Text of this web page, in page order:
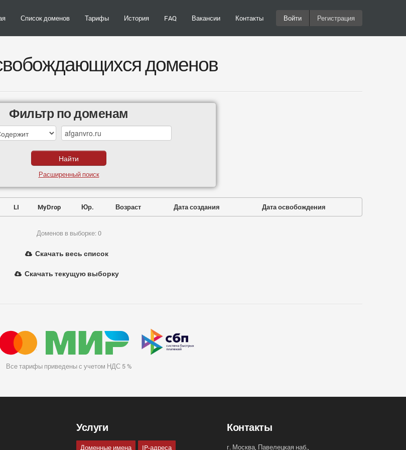
Список доменов Тарифы История FAQ Вакансии Контакты Войти Регистрация
доменов
Фильтр по доменам
Расширенный поиск
LI MyDrop Юр. Возраст Дата создания Дата освобождения
Доменов в выборке: 0
Скачать весь список
Скачать текущую выборку
Все тарифы приведены с учетом НДС 5 %
Услуги
Доменные имена IP-адреса
Контакты
г. Москва, Павелецкая наб.,